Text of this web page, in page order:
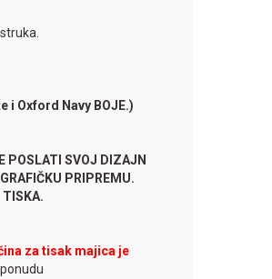
i Oxford Navy BOJE.)
POSLATI SVOJ DIZAJN
PRIPREMU.
TISKA.
za tisak majica je